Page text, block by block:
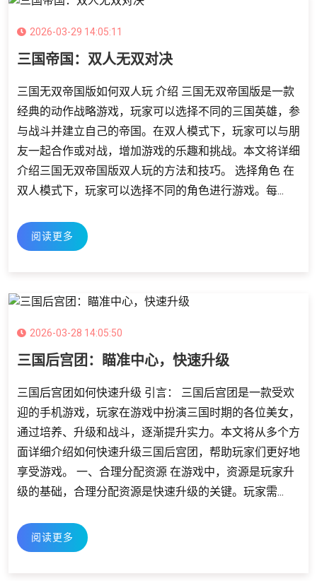
2026-03-29 14:05:11
三国帝国：双人无双对决
三国无双帝国版如何双人玩 介绍 三国无双帝国版是一款
经典的动作战略游戏，玩家可以选择不同的三国英雄，参
与战斗并建立自己的帝国。在双人模式下，玩家可以与朋
友一起合作或对战，增加游戏的乐趣和挑战。本文将详细
介绍三国无双帝国版双人玩的方法和技巧。 选择角色 在
双人模式下，玩家可以选择不同的角色进行游戏。每...
阅读更多
2026-03-28 14:05:50
三国后宫团：瞄准中心，快速升级
三国后宫团如何快速升级 引言： 三国后宫团是一款受欢
迎的手机游戏，玩家在游戏中扮演三国时期的各位美女，
通过培养、升级和战斗，逐渐提升实力。本文将从多个方
面详细介绍如何快速升级三国后宫团，帮助玩家们更好地
享受游戏。 一、合理分配资源 在游戏中，资源是玩家升
级的基础，合理分配资源是快速升级的关键。玩家需...
阅读更多